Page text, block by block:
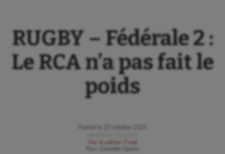
RUGBY – Fédérale 2 :
Le RCA n’a pas fait le
poids
Publié le
22 octobre 2023
Par
Aurélien Finet
Gazette Sports